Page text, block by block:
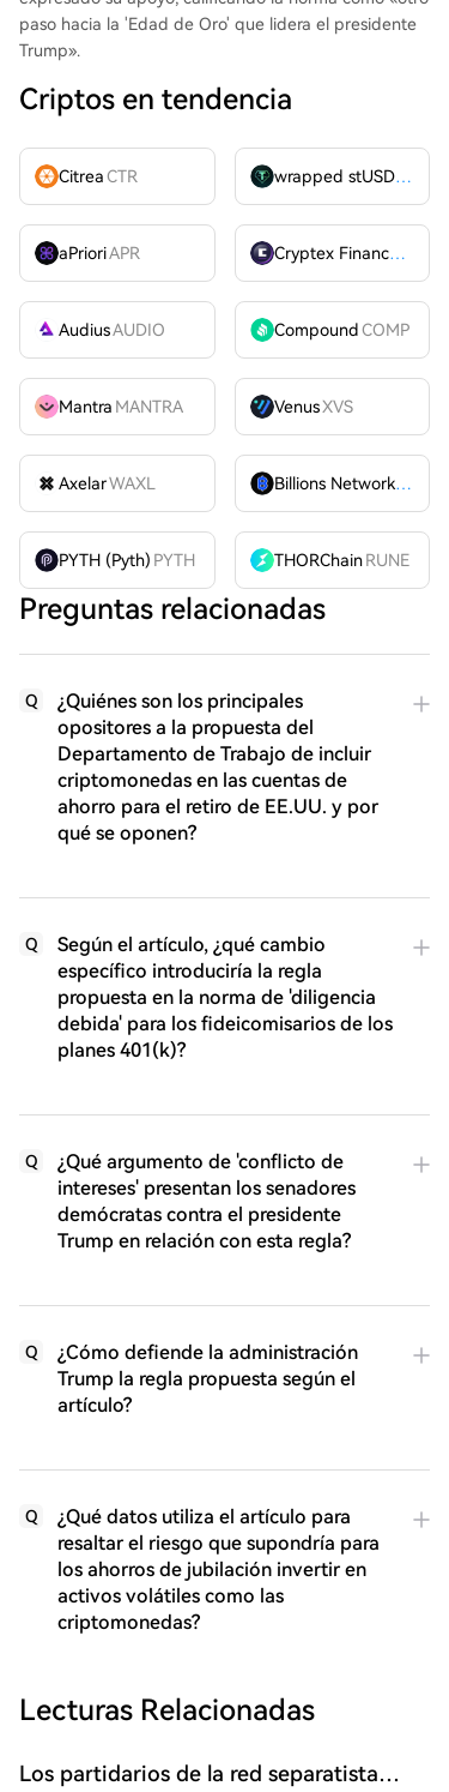
paso hacia la 'Edad de Oro' que lidera el presidente
Trump».
Criptos en tendencia
CitreaCTR wrapped stUSDT
aPrioriAPR Cryptex FinanceCTX
AudiusAUDIO CompoundCOMP
Mantra MANTRA VenusXVS
AxelarWAXL Billions Network
BILL
PYTH (Pyth) PYTH THORChain RUNE
Preguntas relacionadas
Q
¿Quiénes son los principales
opositores a la propuesta del
Departamento de Trabajo de incluir
criptomonedas en las cuentas de
ahorro para el retiro de EE.UU. y por
qué se oponen?
Q
Según el artículo, ¿qué cambio
específico introduciría la regla
propuesta en la norma de 'diligencia
debida' para los fideicomisarios de los
planes 401(k)?
Q
¿Qué argumento de 'conflicto de
intereses' presentan los senadores
demócratas contra el presidente
Trump en relación con esta regla?
Q
¿Cómo defiende la administración
Trump la regla propuesta según el
artículo?
Q
¿Qué datos utiliza el artículo para
resaltar el riesgo que supondría para
los ahorros de jubilación invertir en
activos volátiles como las
criptomonedas?
Lecturas Relacionadas
Los partidarios de la red separatista